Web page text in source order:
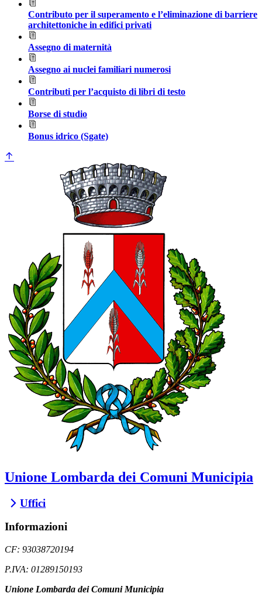
Contributo per il superamento e l’eliminazione di barriere
architettoniche in edifici privati
Assegno di maternità
Assegno ai nuclei familiari numerosi
Contributi per l’acquisto di libri di testo
Borse di studio
Bonus idrico (Sgate)
Unione Lombarda dei Comuni Municipia
Uffici
Informazioni
CF: 93038720194
P.IVA: 01289150193
Unione Lombarda dei Comuni Municipia